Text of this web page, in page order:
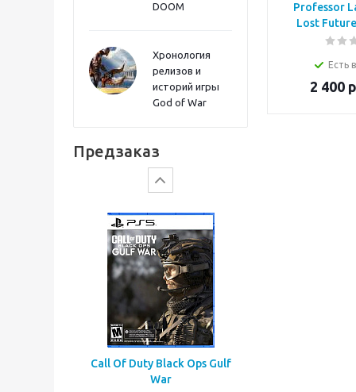
DOOM
Хронология
релизов и
историй игры
God of War
Предзаказ
Call Of Duty Black Ops Gulf
War
Professor
Lost
Есть
2 400